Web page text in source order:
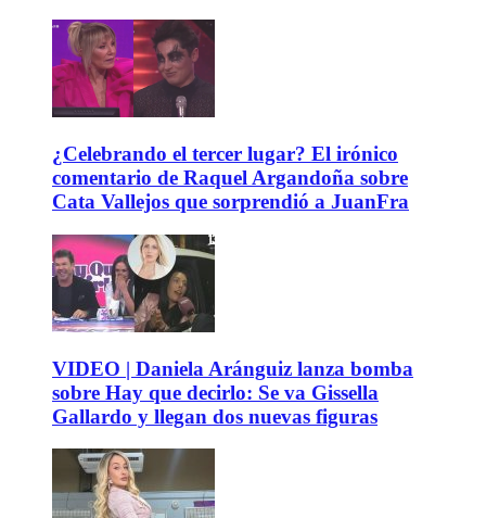
¿Celebrando el tercer lugar? El irónico
comentario de Raquel Argandoña sobre
Cata Vallejos que sorprendió a JuanFra
VIDEO | Daniela Aránguiz lanza bomba
sobre Hay que decirlo: Se va Gissella
Gallardo y llegan dos nuevas figuras